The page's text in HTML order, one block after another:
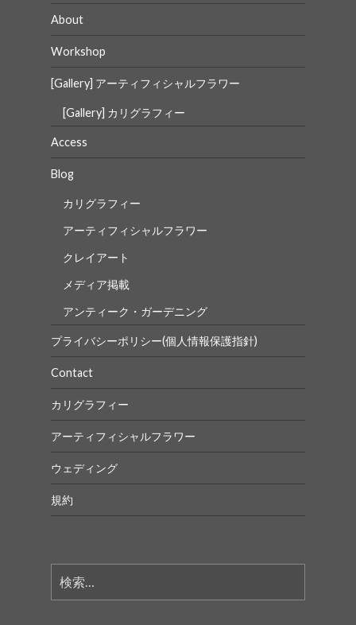
About
Workshop
[Gallery] アーティフィシャルフラワー
[Gallery] カリグラフィー
Access
Blog
カリグラフィー
アーティフィシャルフラワー
クレイアート
メディア掲載
アンティーク・ガーデニング
プライバシーポリシー(個人情報保護指針)
Contact
カリグラフィー
アーティフィシャルフラワー
ウェディング
規約
索: